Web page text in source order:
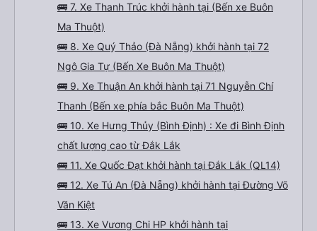
🚌 7. Xe Thanh Trúc khởi hành tại (Bến xe Buôn
Ma Thuột)
🚌 8. Xe Quý Thảo (Đà Nẵng) khởi hành tại 72
Ngô Gia Tự (Bến Xe Buôn Ma Thuột)
🚌 9. Xe Thuận An khởi hành tại 71 Nguyễn Chí
Thanh (Bến xe phía bắc Buôn Ma Thuột)
🚌 10. Xe Hưng Thủy (Bình Định) : Xe đi Bình Định
chất lượng cao từ Đắk Lắk
🚌 11. Xe Quốc Đạt khởi hành tại Đắk Lắk (QL14)
🚌 12. Xe Tú An (Đà Nẵng) khởi hành tại Đường Võ
Văn Kiệt
🚌 13. Xe Vương Chi HP khởi hành tại